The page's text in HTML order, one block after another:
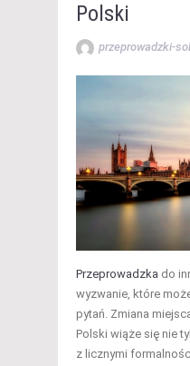
Polski
przeprowadzki-
Przeprowadzka do
wyzwanie, które
pytań. Zmiana
Polski wiąże się nie
z licznymi